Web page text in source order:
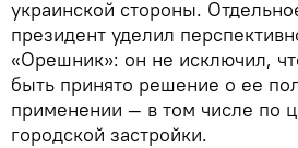
украинской стороны.
президент уделил
«Орешник»: он не исключил,
быть принято решение о ее
применении — в том числе по
городской застройки.